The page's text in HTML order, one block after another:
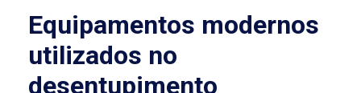
Equipamentos modernos
utilizados no
desentupimento